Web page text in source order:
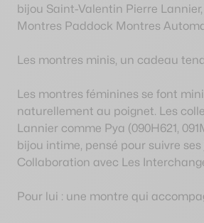
bijou Saint-Valentin Pierre
Montres Paddock Montres
Les montres minis, un cadeau
Les montres féminines se font
naturellement au poignet. Les
Lannier comme Pya (090H621,
bijou intime, pensé pour suivre
Collaboration avec Les
Pour lui : une montre qui